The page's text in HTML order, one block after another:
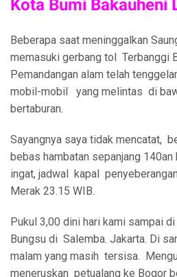
Kota Bumi Bakauheni
Beberapa saat meninggalkan
memasuki gerbang tol Terbanggi
Pemandangan alam telah
mobil-mobil yang melintas di
bertaburan.
Sayangnya saya tidak mencatat,
bebas hambatan sepanjang
ingat, jadwal kapal
Merak 23.15 WIB.
Pukul 3,00 dini hari kami sampai
Bungsu di Salemba. Jakarta. Di
malam yang masih tersisa.
meneruskan petualang ke Bogor